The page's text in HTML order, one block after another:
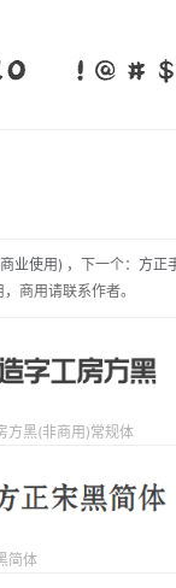
业使用) ， 下一个： 方正
商用请联系作者。
方黑(非商用)常规体
简体